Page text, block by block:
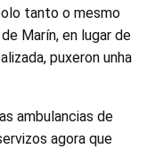
tanto o mesmo
Marín, en lugar de
puxeron unha
ambulancias de
agora que